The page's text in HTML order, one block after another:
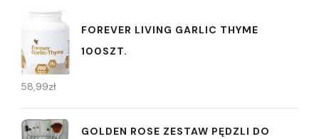
FOREVER LIVING GARLIC THYME
100SZT.
58,99zł
GOLDEN ROSE ZESTAW PĘDZLI DO